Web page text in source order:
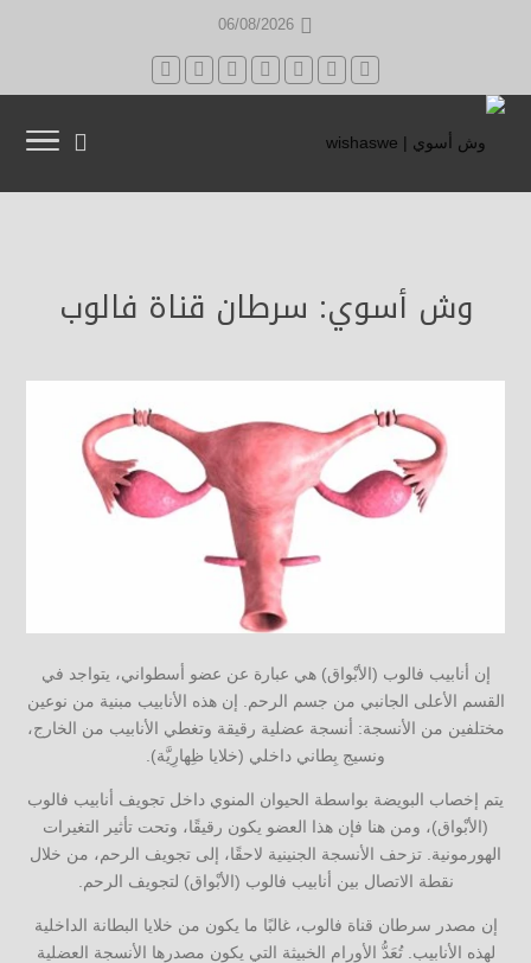
06/08/2026
وش أسوي: سرطان قناة فالوب
إن أنابيب فالوب (الأبْواق) هي عبارة عن عضو أسطواني، يتواجد في
القسم الأعلى الجانبي من جسم الرحم. إن هذه الأنابيب مبنية من نوعين
مختلفين من الأنسجة: أنسجة عضلية رقيقة وتغطي الأنابيب من الخارج،
ونسيج بِطاني داخلي (خلايا ظِهارِيَّة).
يتم إخصاب البويضة بواسطة الحيوان المنوي داخل تجويف أنابيب فالوب
(الأبْواق)، ومن هنا فإن هذا العضو يكون رقيقًا، وتحت تأثير التغيرات
الهورمونية. تزحف الأنسجة الجنينية لاحقًا، إلى تجويف الرحم، من خلال
نقطة الاتصال بين أنابيب فالوب (الأبْواق) لتجويف الرحم.
إن مصدر سرطان قناة فالوب، غالبًا ما يكون من خلايا البطانة الداخلية
لهذه الأنابيب. تُعَدُّ الأورام الخبيثة التي يكون مصدرها الأنسجة العضلية